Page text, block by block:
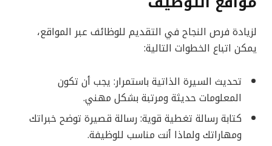
لزيادة فرص النجاح في التقديم للوظائف عبر المواقع،
يمكن اتباع الخطوات التالية:
تحديث السيرة الذاتية باستمرار: يجب أن تكون
المعلومات حديثة ومرتبة بشكل مهني.
كتابة رسالة تغطية قوية: رسالة قصيرة توضح خبراتك
ومهاراتك ولماذا أنت مناسب للوظيفة.